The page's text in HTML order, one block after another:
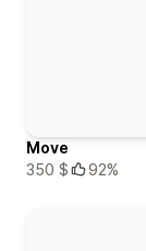
Move
350 $
92%